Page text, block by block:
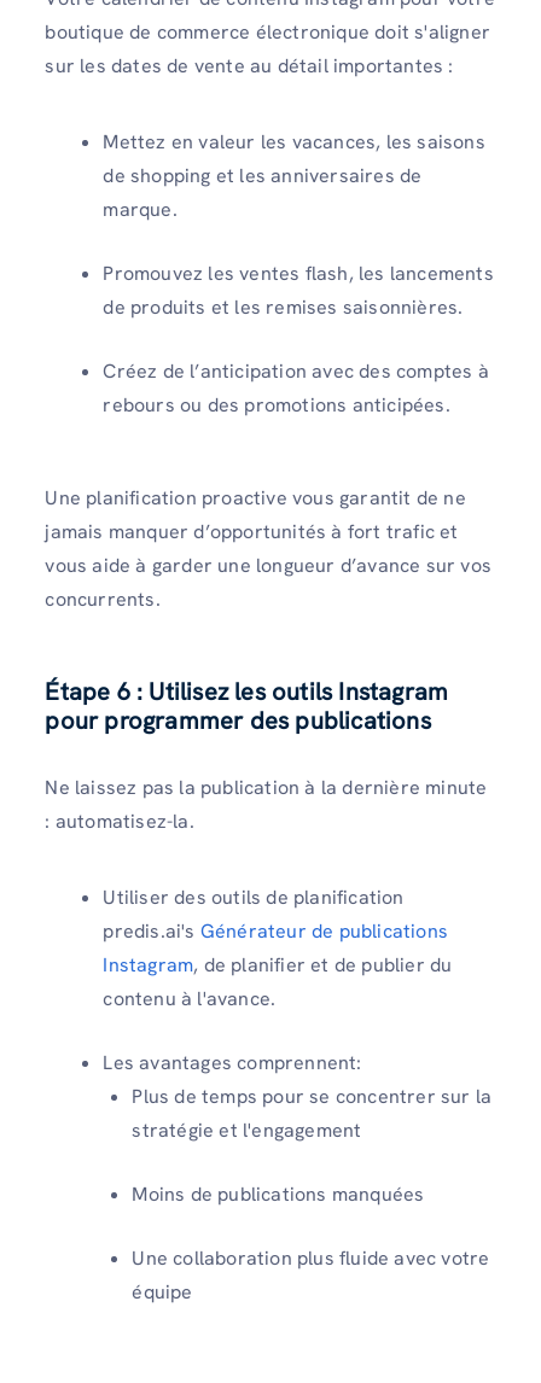
boutique de commerce électronique doit s'aligner
sur les dates de vente au détail importantes :
Mettez en valeur les vacances, les saisons
de shopping et les anniversaires de
marque.
Promouvez les ventes flash, les lancements
de produits et les remises saisonnières.
Créez de l’anticipation avec des comptes à
rebours ou des promotions anticipées.
Une planification proactive vous garantit de ne
jamais manquer d’opportunités à fort trafic et
vous aide à garder une longueur d’avance sur vos
concurrents.
Étape 6 : Utilisez les outils Instagram
pour programmer des publications
Ne laissez pas la publication à la dernière minute
: automatisez-la.
Utiliser des outils de planification
predis.ai's Générateur de publications
Instagram, de planifier et de publier du
contenu à l'avance.
Les avantages comprennent:
Plus de temps pour se concentrer sur la
stratégie et l'engagement
Moins de publications manquées
Une collaboration plus fluide avec votre
équipe